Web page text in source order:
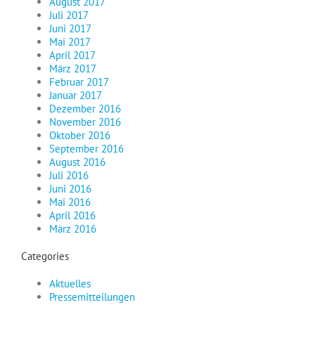
Juli 2017
Juni 2017
Mai 2017
April 2017
März 2017
Februar 2017
Januar 2017
Dezember 2016
November 2016
Oktober 2016
September 2016
August 2016
Juli 2016
Juni 2016
Mai 2016
April 2016
März 2016
Categories
Aktuelles
Pressemitteilungen